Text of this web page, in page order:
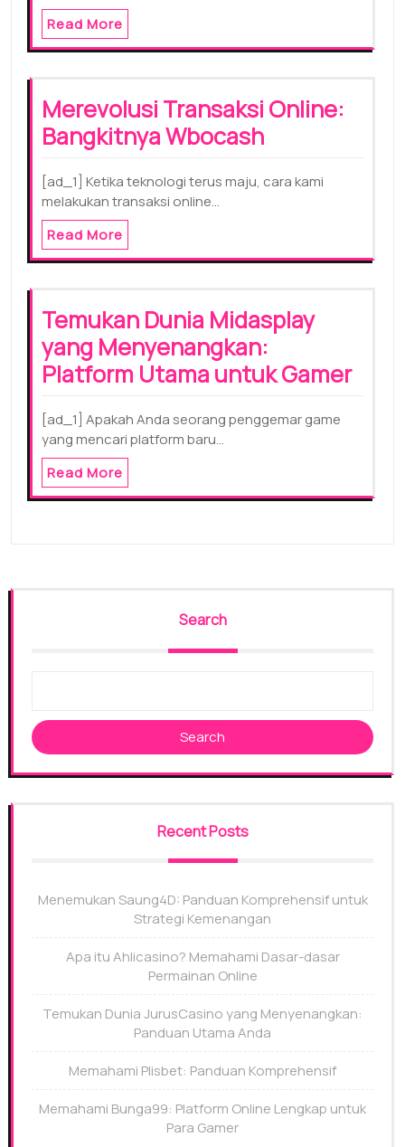
Read More
Merevolusi Transaksi Online:
Bangkitnya Wbocash
[ad_1] Ketika teknologi terus maju, cara kami
melakukan transaksi online…
Read More
Temukan Dunia Midasplay
yang Menyenangkan:
Platform Utama untuk Gamer
[ad_1] Apakah Anda seorang penggemar game
yang mencari platform baru…
Read More
Search
Search
Recent Posts
Menemukan Saung4D: Panduan Komprehensif untuk
Strategi Kemenangan
Apa itu Ahlicasino? Memahami Dasar-dasar
Permainan Online
Temukan Dunia JurusCasino yang Menyenangkan:
Panduan Utama Anda
Memahami Plisbet: Panduan Komprehensif
Memahami Bunga99: Platform Online Lengkap untuk
Para Gamer